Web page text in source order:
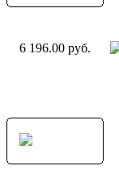
6 196.00 руб.